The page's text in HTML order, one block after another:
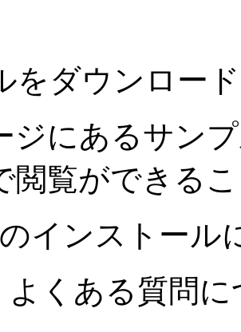
をダウンロー
ジにあるサン
閲覧ができる
インストール
る質問に